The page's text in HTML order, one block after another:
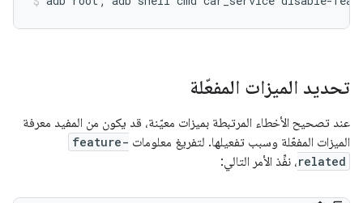
تحديد الميزات المفعّلة
عند تصحيح الأخطاء المرتبطة بميزات معيّنة، قد يكون من المفيد معرفة
الميزات المفعّلة وسبب تفعيلها. لتفريغ معلومات feature-
related، نفِّذ الأمر التالي: